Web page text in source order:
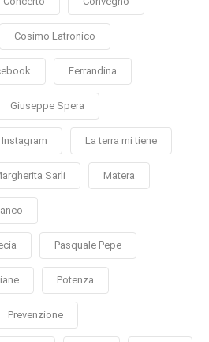
Cosimo Latronico
Ferrandina
Giuseppe Spera
Instagram La terra mi tiene
Sarli Matera
Pasquale Pepe
Potenza
Prevenzione